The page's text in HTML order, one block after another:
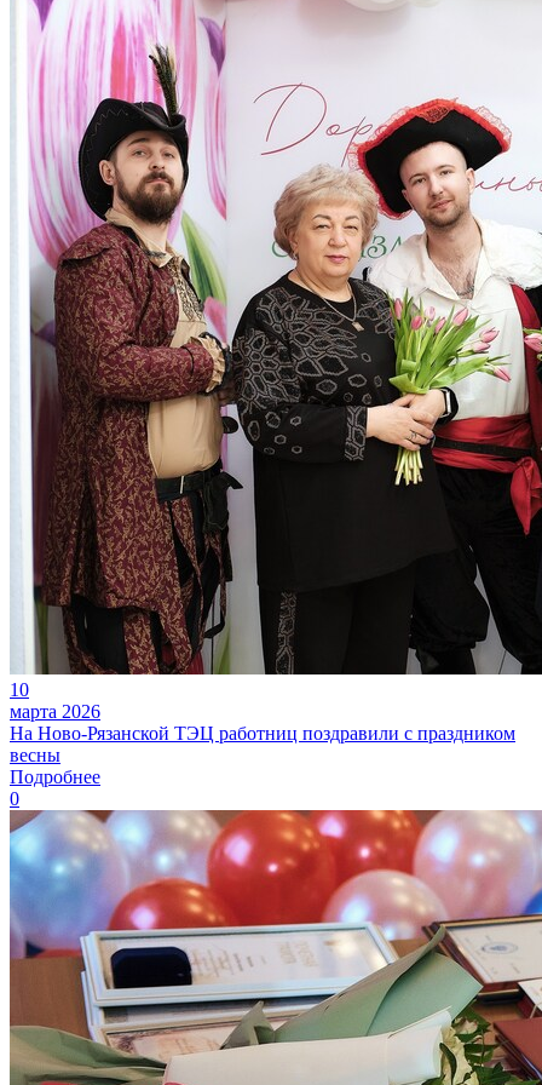
10
марта 2026
На Ново-Рязанской ТЭЦ работниц поздравили с праздником
весны
Подробнее
0